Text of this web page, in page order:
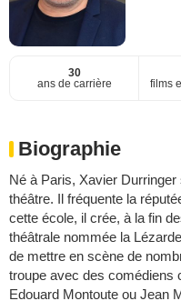
30
ans de carrière
films
Biographie
Né à Paris, Xavier
théâtre. Il fréquente la
cette école, il crée, à la fin
théâtrale nommée la
de mettre en scène de
troupe avec des comédiens
Edouard Montoute ou Jean